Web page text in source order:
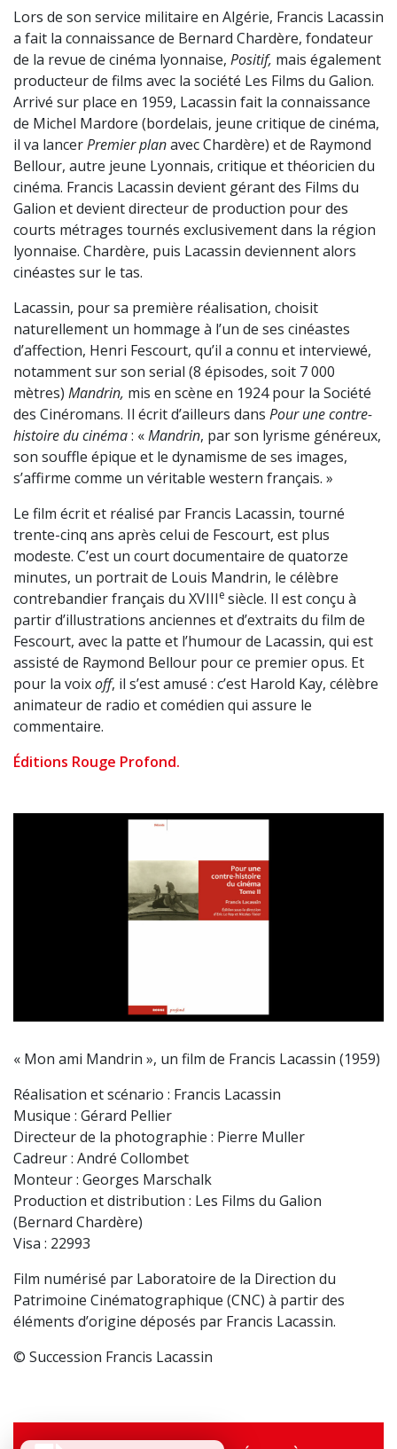
Lors de son service militaire en Algérie, Francis Lacassin
a fait la connaissance de Bernard Chardère, fondateur
de la revue de cinéma lyonnaise, Positif, mais également
producteur de films avec la société Les Films du Galion.
Arrivé sur place en 1959, Lacassin fait la connaissance
de Michel Mardore (bordelais, jeune critique de cinéma,
il va lancerPremier planavec Chardère) et de Raymond
Bellour, autre jeune Lyonnais, critique et théoricien du
cinéma. Francis Lacassin devient gérant des Films du
Galion et devient directeur de production pour des
courts métrages tournés exclusivement dans la région
lyonnaise. Chardère, puis Lacassin deviennent alors
cinéastes sur le tas.
Lacassin, pour sa première réalisation, choisit
naturellement un hommage à l’un de ses cinéastes
d’affection, Henri Fescourt, qu’il a connu et interviewé,
notamment sur son serial (8 épisodes, soit 7 000
mètres) Mandrin, mis en scène en 1924 pour la Société
des Cinéromans. Il écrit d’ailleurs dans Pour une contre-
histoire du cinéma: «Mandrin, par son lyrisme généreux,
son souffle épique et le dynamisme de ses images,
s’affirme comme un véritable western français. »
Le film écrit et réalisé par Francis Lacassin, tourné
trente-cinq ans après celui de Fescourt, est plus
modeste. C’est un court documentaire de quatorze
minutes, un portrait de Louis Mandrin, le célèbre
contrebandier français du XVIIIe siècle. Il est conçu à
partir d’illustrations anciennes et d’extraits du film de
Fescourt, avec la patte et l’humour de Lacassin, qui est
assisté de Raymond Bellour pour ce premier opus. Et
pour la voixoff, il s’est amusé : c’est Harold Kay, célèbre
animateur de radio et comédien qui assure le
commentaire.
Éditions Rouge Profond.
« Mon ami Mandrin », un film de Francis Lacassin (1959)
Réalisation et scénario : Francis Lacassin
Musique : Gérard Pellier
Directeur de la photographie : Pierre Muller
Cadreur : André Collombet
Monteur : Georges Marschalk
Production et distribution : Les Films du Galion
(Bernard Chardère)
Visa : 22993
Film numérisé par Laboratoire de la Direction du
Patrimoine Cinématographique (CNC) à partir des
éléments d’origine déposés par Francis Lacassin.
© Succession Francis Lacassin